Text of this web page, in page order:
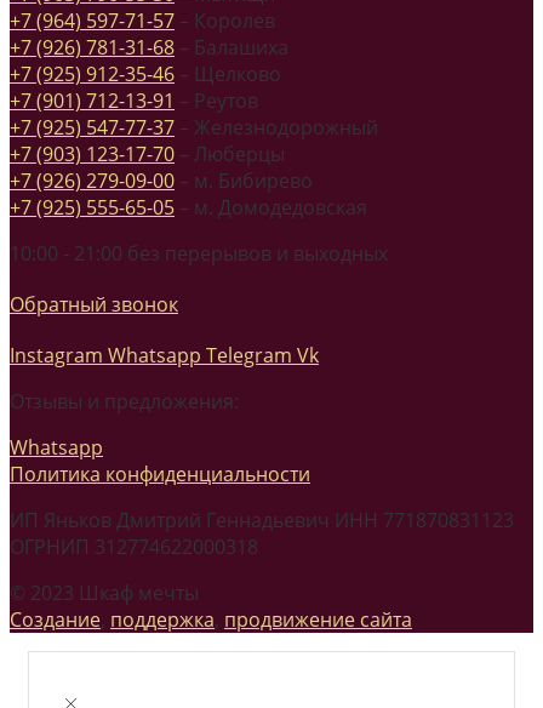
+7 (964) 597-71-57 – Королев
+7 (926) 781-31-68 – Балашиха
+7 (925) 912-35-46 – Щелково
+7 (901) 712-13-91 – Реутов
+7 (925) 547-77-37 – Железнодорожный
+7 (903) 123-17-70 – Люберцы
+7 (926) 279-09-00 – м. Бибирево
+7 (925) 555-65-05 – м. Домодедовская
10:00 - 21:00 без перерывов и выходных
Обратный звонок
Instagram Whatsapp Telegram Vk
Отзывы и предложения:
Whatsapp
Политика конфиденциальности
ИП Яньков Дмитрий Геннадьевич ИНН 771870831123
ОГРНИП 312774622000318
© 2023 Шкаф мечты
Создание, поддержка, продвижение сайта